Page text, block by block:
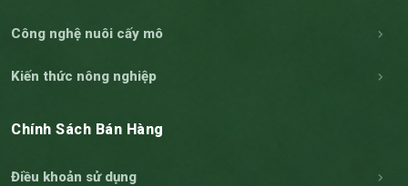
Công nghệ nuôi cấy mô
Kiến thức nông nghiệp
Chính Sách Bán Hàng
Điều khoản sử dụng